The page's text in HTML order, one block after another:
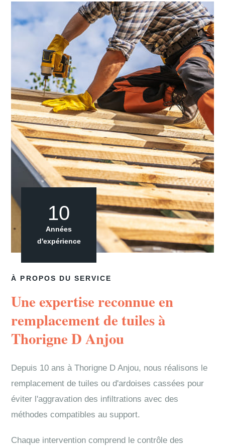
À PROPOS DU SERVICE
Une expertise reconnue en
remplacement de tuiles à
Thorigne D Anjou
Depuis 10 ans à Thorigne D Anjou, nous réalisons le
remplacement de tuiles ou d'ardoises cassées pour
éviter l'aggravation des infiltrations avec des
méthodes compatibles au support.
Chaque intervention comprend le contrôle des
10
Années
d'expérience